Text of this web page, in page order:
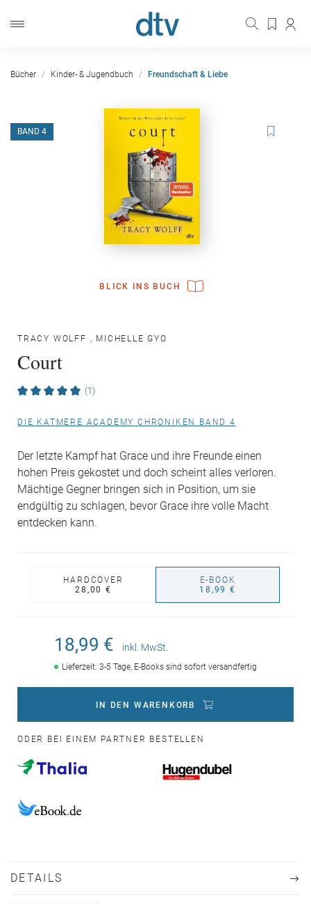
Bücher Kinder- & Jugendbuch Freundschaft & Liebe
BLICK INS BUCH
BAND 4
TRACY WOLFF , MICHELLE GYO
Court
(1)
DIE KATMERE ACADEMY CHRONIKEN BAND 4
Der letzte Kampf hat Grace und ihre Freunde einen
hohen Preis gekostet und doch scheint alles verloren.
Mächtige Gegner bringen sich in Position, um sie
endgültig zu schlagen, bevor Grace ihre volle Macht
entdecken kann.
HARDCOVER
28,00 €
E-BOOK
18,99 €
18,99 € inkl. MwSt.
Lieferzeit: 3-5 Tage, E-Books sind sofort versandfertig
IN DEN WARENKORB
ODER BEI EINEM PARTNER BESTELLEN
DETAILS